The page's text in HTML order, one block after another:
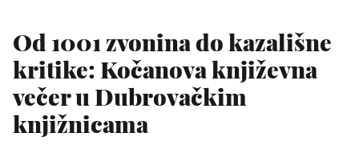
Od 1001 zvonina do kazališne
kritike: Kočanova književna
večer u Dubrovačkim
knjižnicama